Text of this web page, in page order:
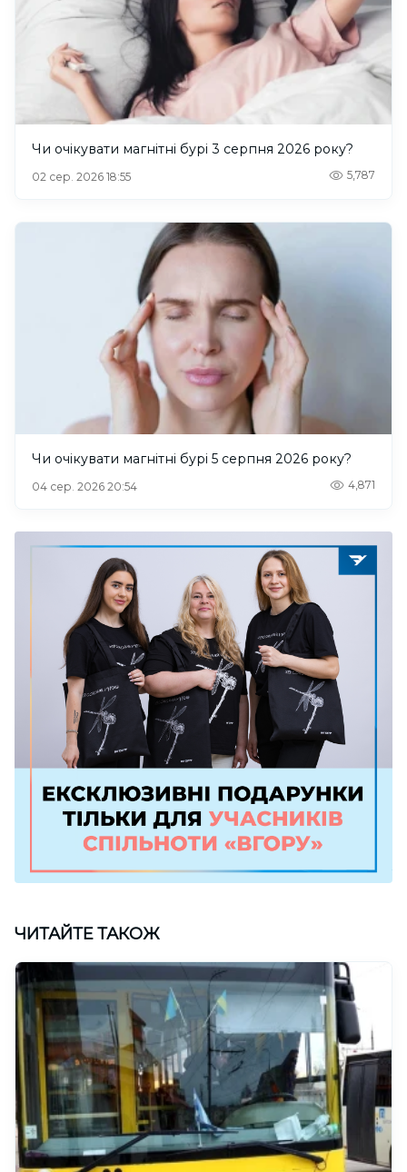
Чи очікувати магнітні бурі 3 серпня 2026 року?
02 сер. 2026 18:55 5,787
Чи очікувати магнітні бурі 5 серпня 2026 року?
04 сер. 2026 20:54 4,871
ЧИТАЙТЕ ТАКОЖ